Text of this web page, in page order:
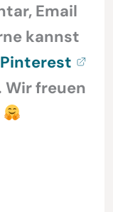
Email
kannst
Pinterest
Wir freuen